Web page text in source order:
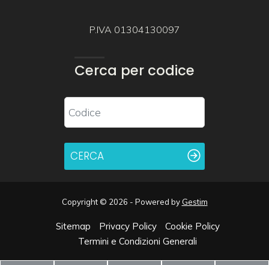
P.IVA 01304130097
Cerca per codice
CERCA
Copyright © 2026 - Powered by Gestim
Sitemap Privacy Policy
Cookie Policy
Termini e Condizioni Generali